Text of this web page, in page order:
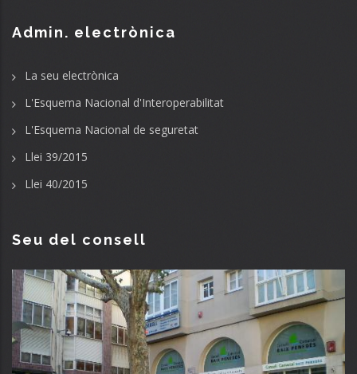
Admin. electrònica
La seu electrònica
L'Esquema Nacional d'Interoperabilitat
L'Esquema Nacional de seguretat
Llei 39/2015
Llei 40/2015
Seu del consell